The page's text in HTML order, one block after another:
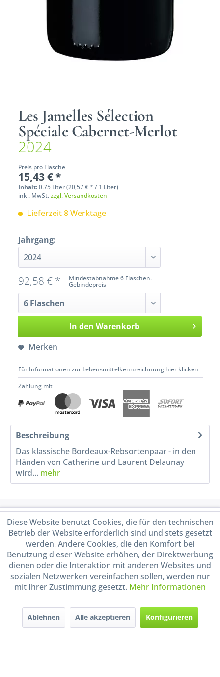
Les Jamelles Sélection
Spéciale Cabernet-Merlot
2024
Preis pro Flasche
15,43 € *
Inhalt:0.75 Liter (20,57 € * / 1 Liter)
inkl. MwSt.zzgl. Versandkosten
Lieferzeit 8 Werktage
Jahrgang:
Mindestabnahme 6 Flaschen.
Gebindepreis
92,58 € *
In den Warenkorb
Merken
Für Informationen zur Lebensmittelkennzeichnung hier klicken
Zahlung mit
Beschreibung
Das klassische Bordeaux-Rebsortenpaar - in den
Händen von Catherine und Laurent Delaunay
wird... mehr
Service Hotline
Shop Service
Informationen
Handel mit BIO-Weinen
durch DE-ÖKO-009
Diese Website benutzt Cookies, die für den technischen
Betrieb der Website erforderlich sind und stets gesetzt
werden. Andere Cookies, die den Komfort bei
Benutzung dieser Website erhöhen, der Direktwerbung
dienen oder die Interaktion mit anderen Websites und
sozialen Netzwerken vereinfachen sollen, werden nur
mit Ihrer Zustimmung gesetzt. Mehr Informationen
Ablehnen Alle akzeptieren Konfigurieren